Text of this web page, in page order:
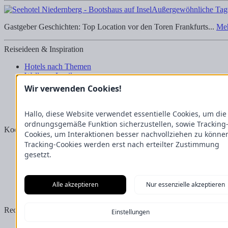
Außergewöhnliche
Gastgeber Geschichten: Top Location vor den Toren Frankfurts...
Reiseideen & Inspiration
Hotels nach Themen
Wellness-Lexikon
Business-Lexikon
Urlaubsregionen in Deutschland
Wanderrouten
Kooperation & Zusammenarbeit
Kundenbereich
Presse
Kooperation/Zusammenarbeit
Service/Partner
Blogger-Datenbank
Rechtliches
Wir verwenden Cookies!
Hallo, diese Website verwendet essentielle Cookies, um die
ordnungsgemäße Funktion sicherzustellen, sowie Tracking-
Cookies, um Interaktionen besser nachvollziehen zu
Tracking-Cookies werden erst nach erteilter Zustimmung
gesetzt.
Alle akzeptieren Nur essenzielle akzeptieren
Einstellungen